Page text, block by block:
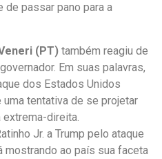
de passar pano para a
(PT) também reagiu de
Em suas palavras,
dos Estados Unidos
tentativa de se projetar
direita.
Jr. a Trump pelo ataque
mostrando ao país sua faceta